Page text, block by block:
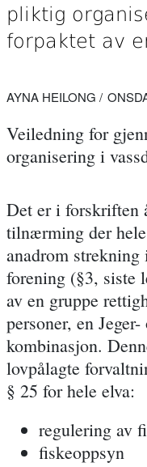
pliktig
forpaktet av
AYNA HEILONG
Veiledning for
organisering i
Det er i forskriften
tilnærming der
anadrom strekning
forening (§3, siste
av en gruppe
personer, en
kombinasjon.
lovpålagte
§ 25 for hele elva:
regulering av
fiskeoppsyn